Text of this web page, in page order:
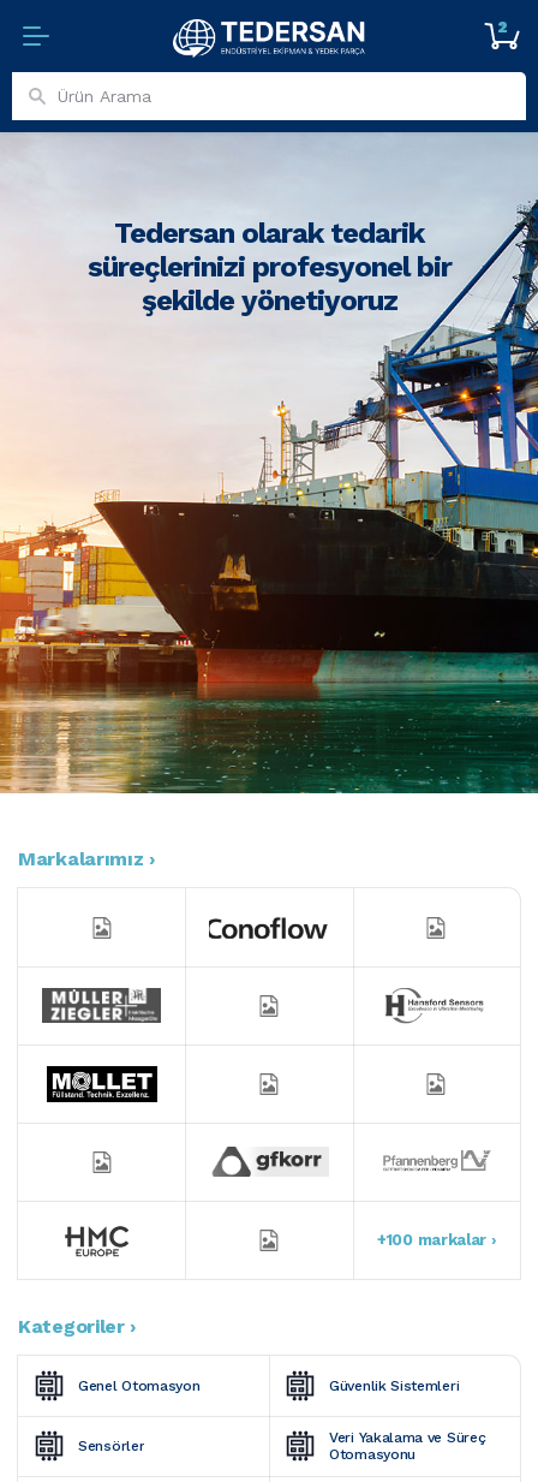
2
Tedersan olarak tedarik
süreçlerinizi profesyonel bir
şekilde yönetiyoruz
Markalarımız ›
+100 markalar ›
Kategoriler ›
Genel Otomasyon Güvenlik Sistemleri
Sensörler
Veri Yakalama ve Süreç
Otomasyonu